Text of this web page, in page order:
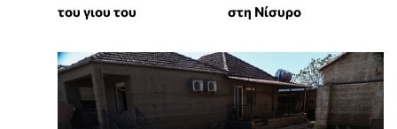
του γιου του
στη Νίσυρο